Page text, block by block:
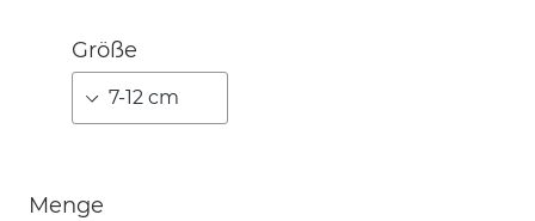
Größe
Menge